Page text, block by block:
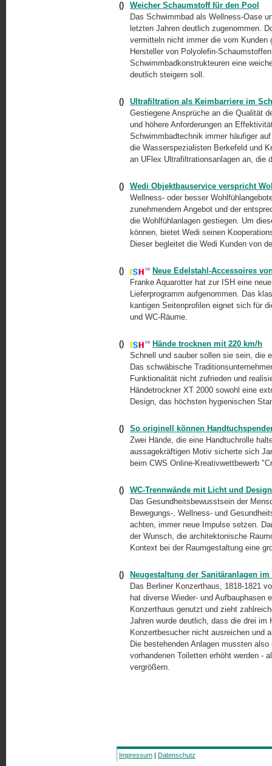
()
Weicher Schaumstoff für den Pool
Das Schwimmbad als Wellness-Oase
letzten Jahren deutlich zugenommen.
vermitteln nicht immer die vom Kunden
Hersteller von Polyolefin-
Schwimmbadkonstrukteuren eine
deutlich steigern soll.
()
Ultrafiltration als Keimbarriere im
Gestiegene Ansprüche an die Qualität
und höhere Anforderungen an
Schwimmbadtechnik immer häufiger
die Wasserspezialisten Berkefeld und
an UFlex Ultrafiltrationsanlagen an, die
()
Wedi Objektbauservice verspricht
Wellness- oder besser
zunehmendem Angebot und der
die Wohlfühlanlagen gestiegen. Um
können, bietet Wedi seinen
Dieser begleitet die Wedi Kunden von
()
Neue Edelstahl-Accessoires
Franke Aquarotter hat zur ISH eine
Lieferprogramm aufgenommen. Das
kantigen Seitenprofilen eignet sich für
und WC-Räume.
()
Hände trocknen mit 220 km/h
Schnell und sauber sollen sie sein, die
Das schwäbische
Funktionalität nicht zufrieden und
Händetrockner XT 2000 sowohl eine
Design, das höchsten hygienischen
()
So originell können
Zwei Hände, die eine Handtuchrolle
aussagekräftigen Motiv sicherte sich
beim CWS Online-Kreativwettbewerb
()
WC-Trennwände mit Licht und Design
Das Gesundheitsbewusstsein der
Bewegungs-, Wellness- und
achten, immer neue Impulse setzen.
der Wunsch, die architektonische
Kontext bei der Raumgestaltung eine
()
Neugestaltung der Sanitäranlagen
Das Berliner Konzerthaus, 1818-1821
hat diverse Wieder- und
Konzerthaus genutzt und zieht
Jahren wurde deutlich, dass die drei im
Konzertbesucher nicht ausreichen und
Die bestehenden Anlagen mussten
vorhandenen Toiletten erhöht werden -
vergrößern.
Impressum | Datenschutz